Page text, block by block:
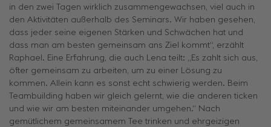
in den zwei Tagen wirklich zusammengewachsen, viel auch in
den Aktivitäten außerhalb des Seminars. Wir haben gesehen,
dass jeder seine eigenen Stärken und Schwächen hat und
dass man am besten gemeinsam ans Ziel kommt“, erzählt
Raphael. Eine Erfahrung, die auch Lena teilt: „Es zahlt sich aus,
öfter gemeinsam zu arbeiten, um zu einer Lösung zu
kommen. Allein kann es sonst echt schwierig werden. Beim
Teambuilding haben wir gleich gelernt, wie die anderen ticken
und wie wir am besten miteinander umgehen.“ Nach
gemütlichem gemeinsamem Tee trinken und ehrgeizigen